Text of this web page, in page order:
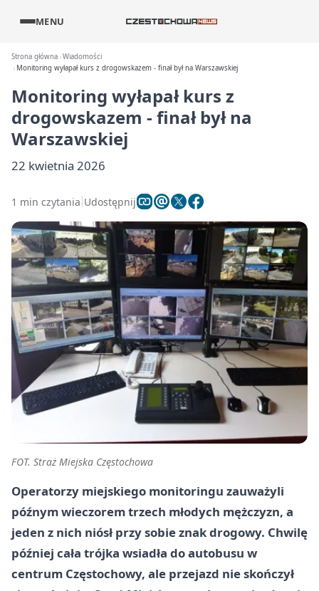
MENU
Strona główna Wiadomości
Monitoring wyłapał kurs z drogowskazem - finał był na Warszawskiej
Monitoring wyłapał kurs z
drogowskazem - finał był na
Warszawskiej
22 kwietnia 2026
1 min czytania Udostępnij
FOT. Straż Miejska Częstochowa
Operatorzy miejskiego monitoringu zauważyli
późnym wieczorem trzech młodych mężczyzn, a
jeden z nich niósł przy sobie znak drogowy. Chwilę
później cała trójka wsiadła do autobusu w
centrum Częstochowy, ale przejazd nie skończył